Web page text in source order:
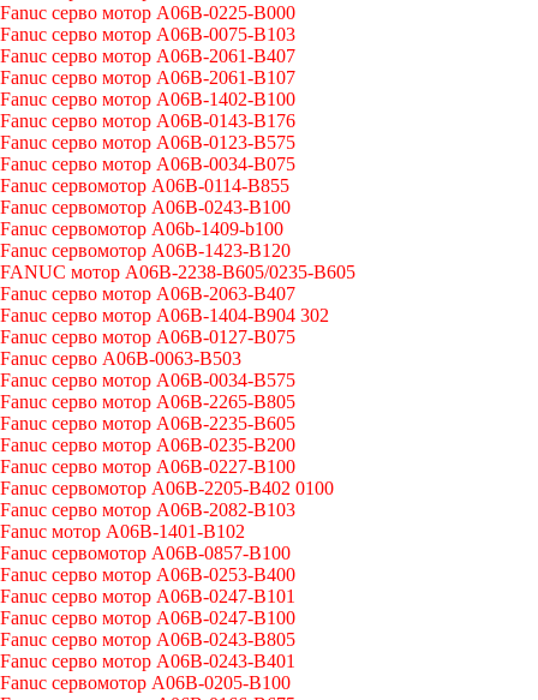
Fanuc серво мотор A06B-0225-B000
Fanuc серво мотор A06B-0075-B103
Fanuc серво мотор A06B-2061-B407
Fanuc серво мотор A06B-2061-B107
Fanuc серво мотор A06B-1402-B100
Fanuc серво мотор A06B-0143-B176
Fanuc серво мотор A06B-0123-B575
Fanuc серво мотор A06B-0034-B075
Fanuc сервомотор A06B-0114-B855
Fanuc сервомотор A06B-0243-B100
Fanuc сервомотор A06b-1409-b100
Fanuc сервомотор A06B-1423-B120
FANUC мотор A06B-2238-B605/0235-B605
Fanuc серво мотор A06B-2063-B407
Fanuc серво мотор A06B-1404-B904 302
Fanuc серво мотор A06B-0127-B075
Fanuc серво A06B-0063-B503
Fanuc серво мотор A06B-0034-B575
Fanuc серво мотор A06B-2265-B805
Fanuc серво мотор A06B-2235-B605
Fanuc серво мотор A06B-0235-B200
Fanuc серво мотор A06B-0227-B100
Fanuc сервомотор A06B-2205-B402 0100
Fanuc серво мотор A06B-2082-B103
Fanuc мотор A06B-1401-B102
Fanuc сервомотор A06B-0857-B100
Fanuc серво мотор A06B-0253-B400
Fanuc серво мотор A06B-0247-B101
Fanuc серво мотор A06B-0247-B100
Fanuc серво мотор A06B-0243-B805
Fanuc серво мотор A06B-0243-B401
Fanuc сервомотор A06B-0205-B100